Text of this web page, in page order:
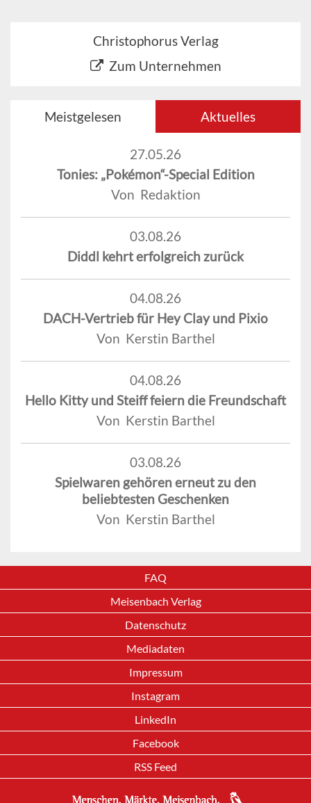
Christophorus Verlag
Zum Unternehmen
Meistgelesen Aktuelles
27.05.26
Tonies: „Pokémon“-Special Edition
Von Redaktion
03.08.26
Diddl kehrt erfolgreich zurück
04.08.26
DACH-Vertrieb für Hey Clay und Pixio
Von Kerstin Barthel
04.08.26
Hello Kitty und Steiff feiern die Freundschaft
Von Kerstin Barthel
03.08.26
Spielwaren gehören erneut zu den
beliebtesten Geschenken
Von Kerstin Barthel
FAQ
Meisenbach Verlag
Datenschutz
Mediadaten
Impressum
Instagram
LinkedIn
Facebook
RSS Feed